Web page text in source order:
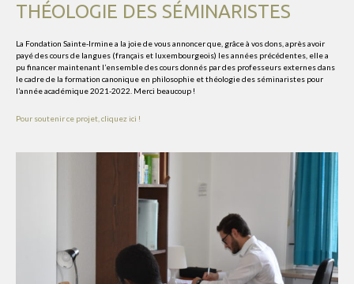
THÉOLOGIE DES SÉMINARISTES
La Fondation Sainte-Irmine a la joie de vous annoncer que, grâce à vos dons, après avoir
payé des cours de langues (français et luxembourgeois) les années précédentes, elle a
pu financer maintenant l’ensemble des cours donnés par des professeurs externes dans
le cadre de la formation canonique en philosophie et théologie des séminaristes pour
l’année académique 2021-2022. Merci beaucoup !
Pour soutenir ce projet, cliquez ici !